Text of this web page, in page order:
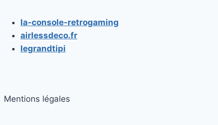
la-console-retrogaming
airlessdeco.fr
legrandtipi
Mentions légales